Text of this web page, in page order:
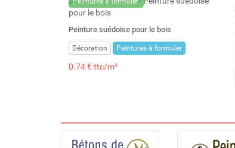
Peinture suédoise pour le bois
Décoration Peintures à formuler
0.74 € ttc/m²